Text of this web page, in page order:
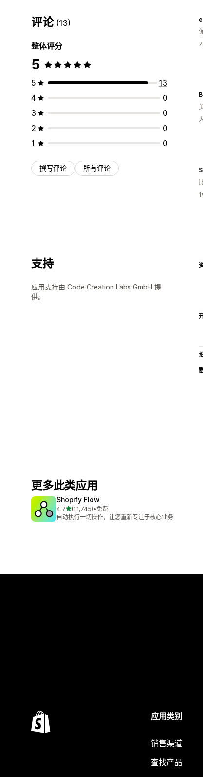
评论 (13)
整体评分
5
5
13
4
0
3
0
2
0
1
0
撰写评论 所有评论
支持
应用支持由 Code Creation Labs GmbH 提
供。
更多此类应用
Shopify Flow
4.7星（满分 5 星）
(11,745)
总共 11745 条评论
•免费
自动执行一切操作，让您重新专注于核心业务
应用类别
销售渠道
查找产品